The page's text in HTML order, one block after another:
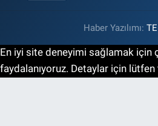
Haber Yazılımı:
En iyi site deneyimi sağlamak için
faydalanıyoruz. Detaylar için lütfen